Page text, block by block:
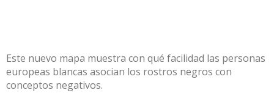
Este nuevo mapa muestra con qué facilidad las personas
europeas blancas asocian los rostros negros con
conceptos negativos.